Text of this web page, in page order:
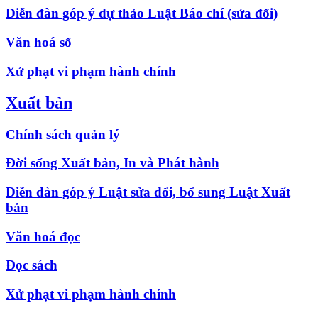
Diễn đàn góp ý dự thảo Luật Báo chí (sửa đổi)
Văn hoá số
Xử phạt vi phạm hành chính
Xuất bản
Chính sách quản lý
Đời sống Xuất bản, In và Phát hành
Diễn đàn góp ý Luật sửa đổi, bổ sung Luật Xuất
bản
Văn hoá đọc
Đọc sách
Xử phạt vi phạm hành chính